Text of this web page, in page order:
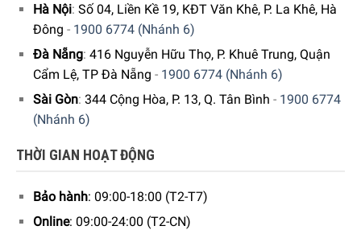
Hà Nội: Số 04, Liền Kề 19, KĐT Văn Khê, P. La Khê, Hà
Đông - 1900 6774 (Nhánh 6)
Đà Nẵng: 416 Nguyễn Hữu Thọ, P. Khuê Trung, Quận
Cẩm Lệ, TP Đà Nẵng - 1900 6774 (Nhánh 6)
Sài Gòn: 344 Cộng Hòa, P. 13, Q. Tân Bình - 1900 6774
(Nhánh 6)
THỜI GIAN HOẠT ĐỘNG
Bảo hành: 09:00-18:00 (T2-T7)
Online: 09:00-24:00 (T2-CN)